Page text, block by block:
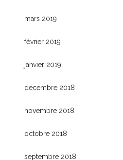
mars 2019
février 2019
janvier 2019
décembre 2018
novembre 2018
octobre 2018
septembre 2018